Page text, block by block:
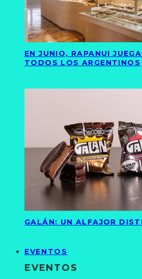
EN JUNIO, RAPANUI
TODOS LOS ARGENTINOS
GALÁN: UN ALFAJOR
EVENTOS
EVENTOS